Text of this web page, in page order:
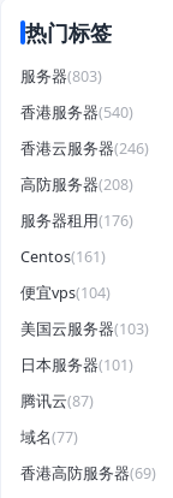
热门标签
服务器(803)
香港服务器(540)
香港云服务器(246)
高防服务器(208)
服务器租用(176)
Centos(161)
便宜vps(104)
美国云服务器(103)
日本服务器(101)
腾讯云(87)
域名(77)
香港高防服务器(69)